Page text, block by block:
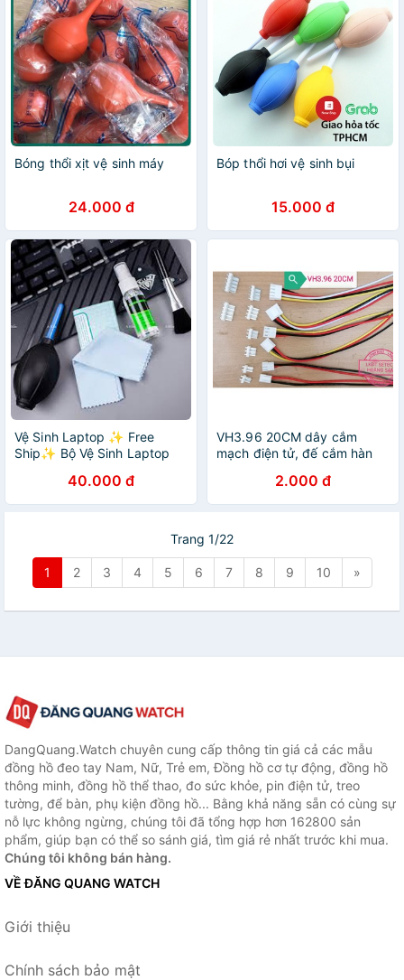
Bóng thổi xịt vệ sinh máy
24.000 đ
Bóp thổi hơi vệ sinh bụi
15.000 đ
Vệ Sinh Laptop ✨ Free
Ship✨ Bộ Vệ Sinh Laptop
Chính Hãng40.000 đ
VH3.96 20CM dây cắm
mạch điện tử, đế cắm hàn
2.000 đ
Trang 1/22
1 2 3 4 5 6 7 8 9 10 »
DangQuang.Watch chuyên cung cấp thông tin giá cả các mẫu
đồng hồ đeo tay Nam, Nữ, Trẻ em, Đồng hồ cơ tự động, đồng hồ
thông minh, đồng hồ thể thao, đo sức khỏe, pin điện tử, treo
tường, để bàn, phụ kiện đồng hồ... Bằng khả năng sẵn có cùng sự
nỗ lực không ngừng, chúng tôi đã tổng hợp hơn 162800 sản
phẩm, giúp bạn có thể so sánh giá, tìm giá rẻ nhất trước khi mua.
Chúng tôi không bán hàng.
VỀ ĐĂNG QUANG WATCH
Giới thiệu
Chính sách bảo mật